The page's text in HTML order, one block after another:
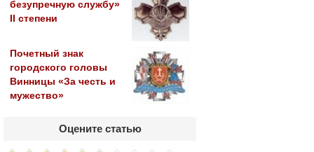
безупречную службу»
II степени
Почетный знак
городского головы
Винницы «За честь и
мужество»
Оцените статью